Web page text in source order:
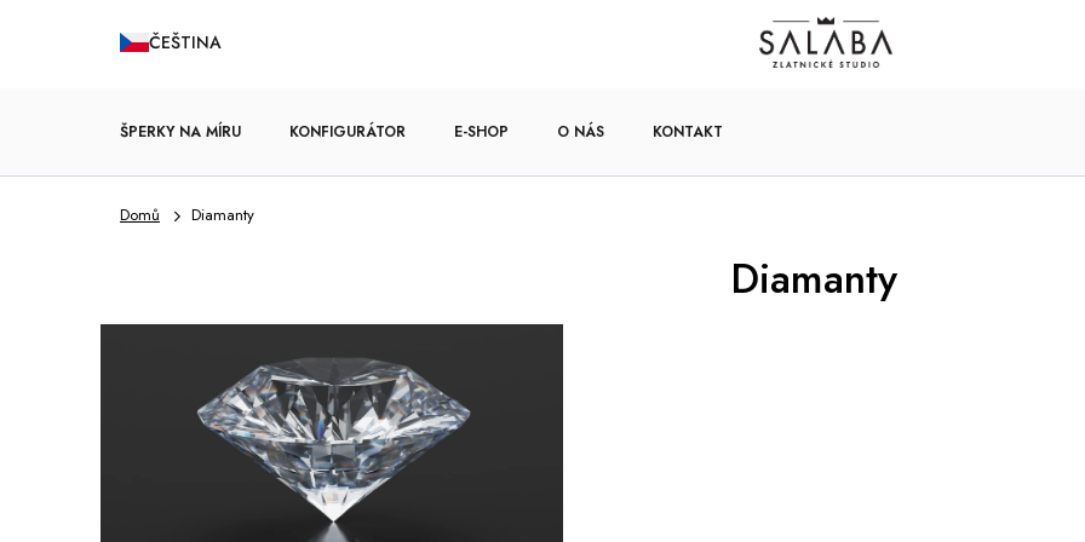
ČEŠTINA
ŠPERKY NA MÍRU KONFIGURÁTOR E-SHOP
ZÁSNUBNÍ PRSTENY
O NÁS KONTAKT
Domů Diamanty
Diamanty